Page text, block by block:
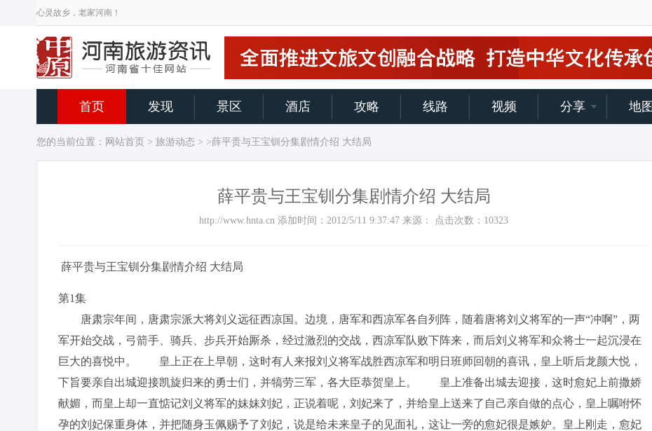
心灵故乡，老家河南！
首页 发现 景区 酒店 攻略 线路 视频 分享 地图
您的当前位置： 网站首页 > 旅游动态 > >薛平贵与王宝钏分集剧情介绍 大结局
薛平贵与王宝钏分集剧情介绍 大结局
http://www.hnta.cn 添加时间：2012/5/11 9:37:47 来源： 点击次数： 10323
薛平贵与王宝钏分集剧情介绍 大结局
第1集
唐肃宗年间，唐肃宗派大将刘义远征西凉国。边境，唐军和西凉军各自列阵，随着唐将刘义将军的一声“冲啊”，两
军开始交战，弓箭手、骑兵、步兵开始厮杀，经过激烈的交战，西凉军队败下阵来，而后刘义将军和众将士一起沉浸在
巨大的喜悦中。 皇上正在上早朝，这时有人来报刘义将军战胜西凉军和明日班师回朝的喜讯，皇上听后龙颜大悦，
下旨要亲自出城迎接凯旋归来的勇士们，并犒劳三军，各大臣恭贺皇上。 皇上准备出城去迎接，这时愈妃上前撒娇
献媚，而皇上却一直惦记刘义将军的妹妹刘妃，正说着呢，刘妃来了，并给皇上送来了自己亲自做的点心，皇上嘱咐怀
孕的刘妃保重身体，并把随身玉佩赐予了刘妃，说是给未来皇子的见面礼，这让一旁的愈妃很是嫉妒。皇上刚走，愈妃